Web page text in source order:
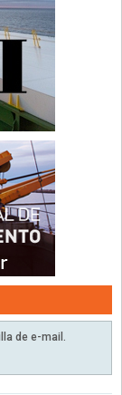
de e-mail.